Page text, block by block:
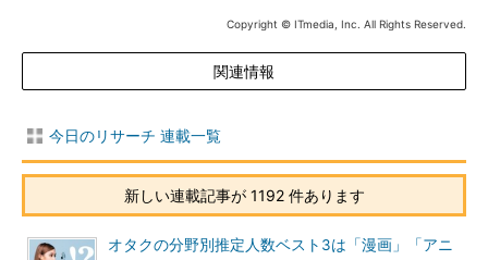
Copyright © ITmedia, Inc. All Rights Reserved.
関連情報
今日のリサーチ 連載一覧
新しい連載記事が 1192 件あります
オタクの分野別推定人数ベスト3は「漫画」「アニ